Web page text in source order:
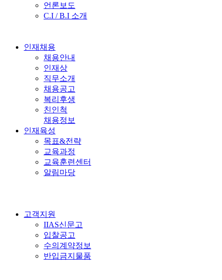
언론보도
C.I / B.I 소개
인재채용
채용안내
인재상
직무소개
채용공고
복리후생
친인척
채용정보
인재육성
목표&전략
교육과정
교육훈련센터
알림마당
고객지원
IIAS신문고
입찰공고
수의계약정보
반입금지물품